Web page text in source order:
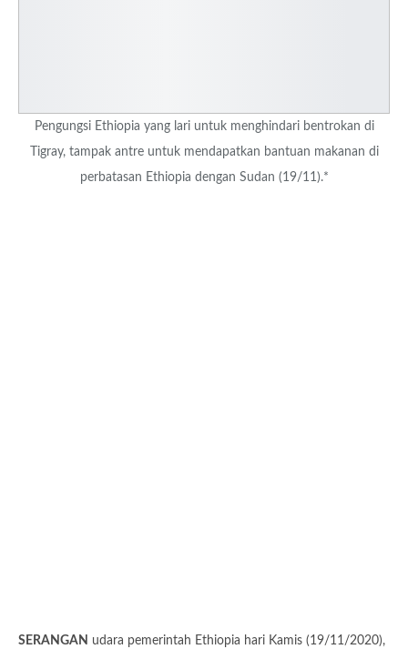
Pengungsi Ethiopia yang lari untuk menghindari bentrokan di
Tigray, tampak antre untuk mendapatkan bantuan makanan di
perbatasan Ethiopia dengan Sudan (19/11).*
SERANGAN udara pemerintah Ethiopia hari Kamis (19/11/2020),